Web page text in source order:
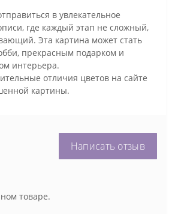
в увлекательное
где каждый этап не сложный,
Эта картина может стать
прекрасным подарком и
интерьера.
отличия цветов на сайте
картины.
Написать отзыв
товаре.